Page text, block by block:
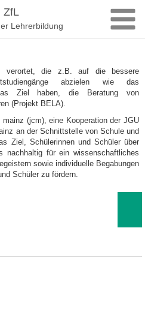
ZfL
Lehrerbildung
verortet, die z.B. auf die bessere
abzielen wie das
Ziel haben, die Beratung von
(Projekt BELA).
(jcm), eine Kooperation der JGU
an der Schnittstelle von Schule und
Ziel, Schülerinnen und Schüler über
nachhaltig für ein wissenschaftliches
sowie individuelle Begabungen
Schüler zu fördern.